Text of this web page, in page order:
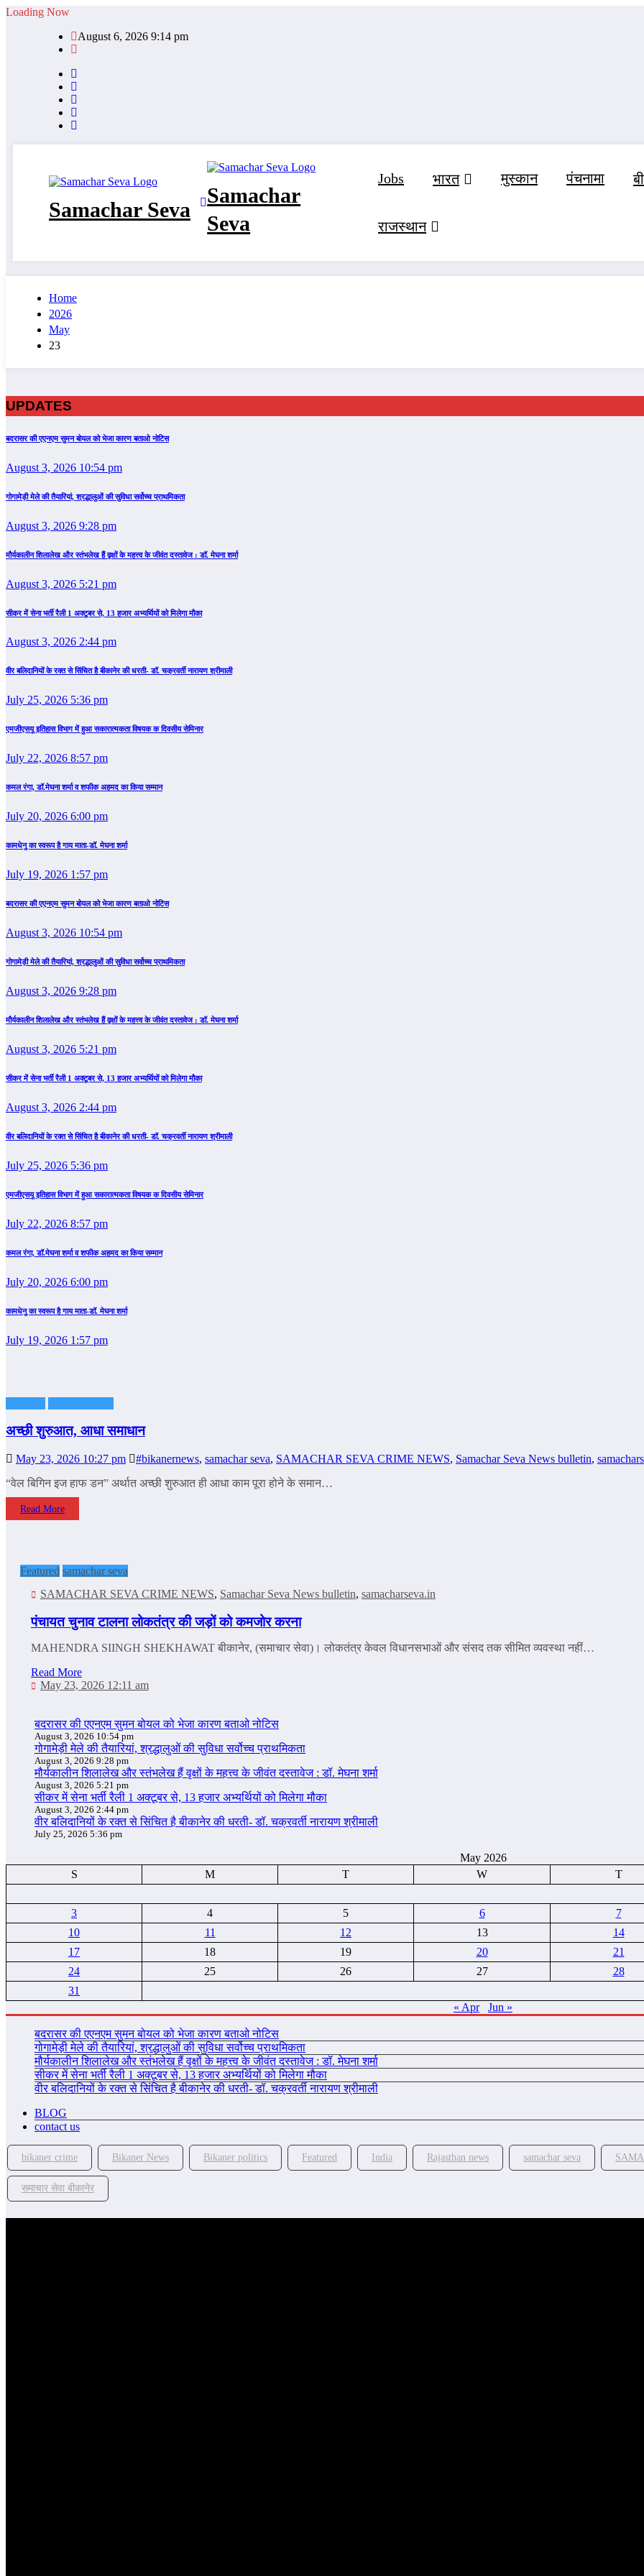
Skip
Loading Now
August 6, 2026 9:14 pm
Samachar Seva
Samachar
Seva
Jobs भारत मुस्‍कान पंचनामा
राजस्‍थान
Home
2026
May
23
UPDATES
बदरासर की एएनएम सुमन बोयल को भेजा कारण बताओ नोटिस
August 3, 2026 10:54 pm
गोगामेड़ी मेले की तैयारियां, श्रद्धालुओं की सुविधा सर्वोच्च प्राथमिकता
August 3, 2026 9:28 pm
मौर्यकालीन शिलालेख और स्तंभलेख हैं वृक्षों के महत्त्व के जीवंत दस्तावेज : डॉ. मेघना शर्मा
August 3, 2026 5:21 pm
सीकर में सेना भर्ती रैली 1 अक्टूबर से, 13 हजार अभ्यर्थियों को मिलेगा मौका
August 3, 2026 2:44 pm
वीर बलिदानियों के रक्त से सिंचित है बीकानेर की धरती- डॉ. चक्रवर्ती नारायण श्रीमाली
July 25, 2026 5:36 pm
एमजीएसयू इतिहास विभाग में हुआ सकारात्मकता विषयक क दिवसीय सेमिनार
July 22, 2026 8:57 pm
कमल रंगा, डॉ.मेघना शर्मा व शफीक अहमद का किया सम्‍मान
July 20, 2026 6:00 pm
कामधेनु का स्वरूप है गाय माता-डॉ. मेघना शर्मा
July 19, 2026 1:57 pm
बदरासर की एएनएम सुमन बोयल को भेजा कारण बताओ नोटिस
August 3, 2026 10:54 pm
गोगामेड़ी मेले की तैयारियां, श्रद्धालुओं की सुविधा सर्वोच्च प्राथमिकता
August 3, 2026 9:28 pm
मौर्यकालीन शिलालेख और स्तंभलेख हैं वृक्षों के महत्त्व के जीवंत दस्तावेज : डॉ. मेघना शर्मा
August 3, 2026 5:21 pm
सीकर में सेना भर्ती रैली 1 अक्टूबर से, 13 हजार अभ्यर्थियों को मिलेगा मौका
August 3, 2026 2:44 pm
वीर बलिदानियों के रक्त से सिंचित है बीकानेर की धरती- डॉ. चक्रवर्ती नारायण श्रीमाली
July 25, 2026 5:36 pm
एमजीएसयू इतिहास विभाग में हुआ सकारात्मकता विषयक क दिवसीय सेमिनार
July 22, 2026 8:57 pm
कमल रंगा, डॉ.मेघना शर्मा व शफीक अहमद का किया सम्‍मान
July 20, 2026 6:00 pm
कामधेनु का स्वरूप है गाय माता-डॉ. मेघना शर्मा
July 19, 2026 1:57 pm
अच्छी शुरुआत, आधा समाधान
May 23, 2026 10:27 pm #bikanernews, samachar seva, SAMACHAR SEVA CRIME NEWS, Samachar Seva News bulletin,
“वेल बिगिन इज हाफ डन” अर्थात अच्छी शुरुआत ही आधा काम पूरा होने के समान…
Read More
Featured samachar seva
SAMACHAR SEVA CRIME NEWS, Samachar Seva News bulletin, samacharseva.in
पंचायत चुनाव टालना लोकतंत्र की जड़ों को कमजोर करना
MAHENDRA SIINGH SHEKHAWAT बीकानेर, (समाचार सेवा)। लोकतंत्र केवल विधानसभाओं और संसद तक सीमित व्यवस्था नहीं…
Read More
May 23, 2026 12:11 am
बदरासर की एएनएम सुमन बोयल को भेजा कारण बताओ नोटिस
August 3, 2026 10:54 pm
गोगामेड़ी मेले की तैयारियां, श्रद्धालुओं की सुविधा सर्वोच्च प्राथमिकता
August 3, 2026 9:28 pm
मौर्यकालीन शिलालेख और स्तंभलेख हैं वृक्षों के महत्त्व के जीवंत दस्तावेज : डॉ. मेघना शर्मा
August 3, 2026 5:21 pm
सीकर में सेना भर्ती रैली 1 अक्टूबर से, 13 हजार अभ्यर्थियों को मिलेगा मौका
August 3, 2026 2:44 pm
वीर बलिदानियों के रक्त से सिंचित है बीकानेर की धरती- डॉ. चक्रवर्ती नारायण श्रीमाली
July 25, 2026 5:36 pm
May 2026
S
M T W T
3
4 5 6 7
10
11 12 13 14
17
18 19 20 21
24
25 26 27 28
31
« Apr
Jun »
बदरासर की एएनएम सुमन बोयल को भेजा कारण बताओ नोटिस
गोगामेड़ी मेले की तैयारियां, श्रद्धालुओं की सुविधा सर्वोच्च प्राथमिकता
मौर्यकालीन शिलालेख और स्तंभलेख हैं वृक्षों के महत्त्व के जीवंत दस्तावेज : डॉ. मेघना शर्मा
सीकर में सेना भर्ती रैली 1 अक्टूबर से, 13 हजार अभ्यर्थियों को मिलेगा मौका
वीर बलिदानियों के रक्त से सिंचित है बीकानेर की धरती- डॉ. चक्रवर्ती नारायण श्रीमाली
BLOG
contact us
bikaner crime Bikaner News Bikaner politics Featured India Rajasthan news samachar seva
समाचार सेवा बीकानेर